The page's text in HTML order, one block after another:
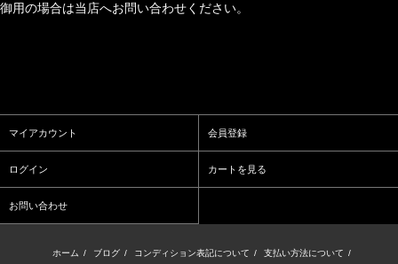
御用の場合は当店へお問い合わせください。
マイアカウント 会員登録
ログイン カートを見る
お問い合わせ
ホーム / ブログ / コンディション表記について / 支払い方法について /